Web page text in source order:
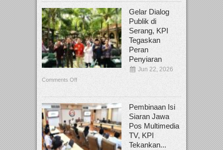
Gelar Dialog
Publik di
Serang, KPI
Tegaskan
Peran
Penyiaran
Jun 22, 2026
Comments Off
Pembinaan Isi
Siaran Jawa
Pos Multimedia
TV, KPI
Tekankan...